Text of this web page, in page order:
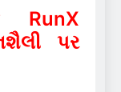
RunX
પર